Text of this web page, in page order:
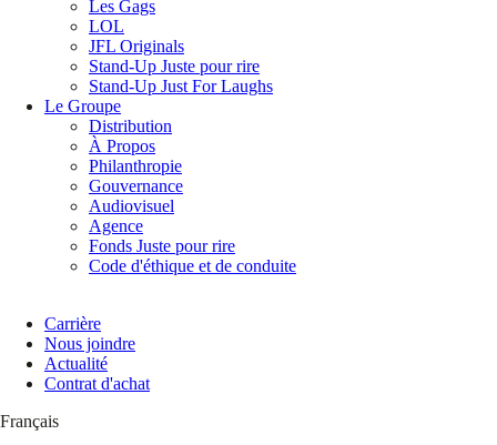
Les Gags
LOL
JFL Originals
Stand-Up Juste pour rire
Stand-Up Just For Laughs
Le Groupe
Distribution
À Propos
Philanthropie
Gouvernance
Audiovisuel
Agence
Fonds Juste pour rire
Code d'éthique et de conduite
Carrière
Nous joindre
Actualité
Contrat d'achat
Français